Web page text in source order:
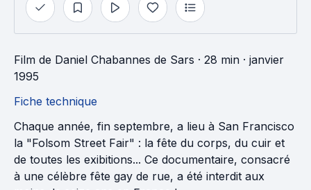
Film de Daniel Chabannes de Sars · 28 min · janvier
1995
Fiche technique
Chaque année, fin septembre, a lieu à San Francisco
la "Folsom Street Fair" : la fête du corps, du cuir et
de toutes les exibitions... Ce documentaire, consacré
à une célèbre fête gay de rue, a été interdit aux